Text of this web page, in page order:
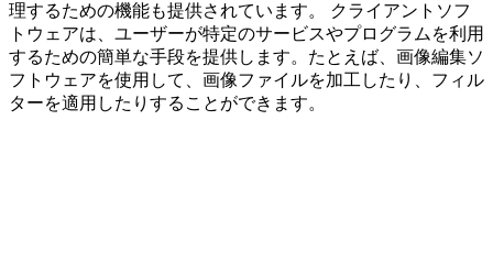
理するための機能も提供されています。 クライアントソフ
トウェアは、ユーザーが特定のサービスやプログラムを利用
するための簡単な手段を提供します。たとえば、画像編集ソ
フトウェアを使用して、画像ファイルを加工したり、フィル
ターを適用したりすることができます。